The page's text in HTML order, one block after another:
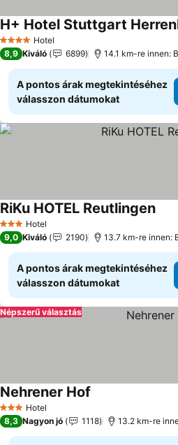
4 KategóriaHotel
H+ Hotel Stuttgart
8,9 Kiváló 6899
A pontos árak megtekintéséhez
válasszon dátumokat
3 Kategória
Hotel
RiKu HOTEL Reutlingen
9,0 Kiváló 2190
A pontos árak megtekintéséhez
válasszon dátumokat
Népszerű választás
3 Kategória
Hotel
Nehrener Hof
8,3 Nagyon jó 1118